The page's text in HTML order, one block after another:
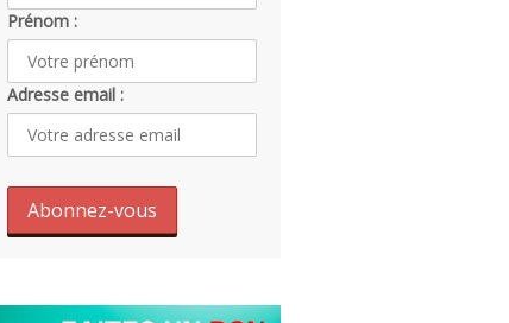
Prénom :
Adresse email :